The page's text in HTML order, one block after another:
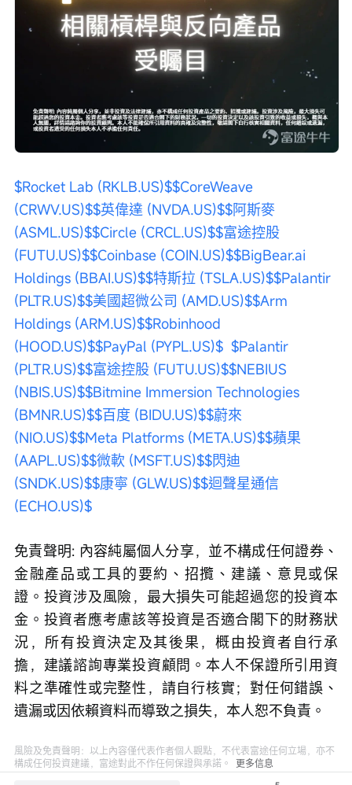
$Rocket Lab (RKLB.US)$$CoreWeave
(CRWV.US)$$英偉達 (NVDA.US)$$阿斯麥
(ASML.US)$$Circle (CRCL.US)$$富途控股
(FUTU.US)$$Coinbase (COIN.US)$$BigBear.ai
Holdings (BBAI.US)$$特斯拉 (TSLA.US)$$Palantir
(PLTR.US)$$美國超微公司 (AMD.US)$$Arm
Holdings (ARM.US)$$Robinhood
(HOOD.US)$$PayPal (PYPL.US)$ $Palantir
(PLTR.US)$$富途控股 (FUTU.US)$$NEBIUS
(NBIS.US)$$Bitmine Immersion Technologies
(BMNR.US)$$百度 (BIDU.US)$$蔚來
(NIO.US)$$Meta Platforms (META.US)$$蘋果
(AAPL.US)$$微軟 (MSFT.US)$$閃迪
(SNDK.US)$$康寧 (GLW.US)$$迴聲星通信
(ECHO.US)$
免責聲明: 內容純屬個人分享，並不構成任何證券、
金融產品或工具的要約、招攬、建議、意見或保
證。投資涉及風險，最大損失可能超過您的投資本
金。投資者應考慮該等投資是否適合閣下的財務狀
況，所有投資決定及其後果，概由投資者自行承
擔，建議諮詢專業投資顧問。本⼈不保證所引用資
料之準確性或完整性，請自行核實；對任何錯誤、
遺漏或因依賴資料而導致之損失，本人恕不負責。
風險及免責聲明：以上內容僅代表作者個人觀點，不代表富途任何立場，亦不
構成任何投資建議，富途對此不作任何保證與承諾。
更多信息